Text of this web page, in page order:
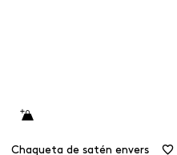
Chaqueta de satén envers